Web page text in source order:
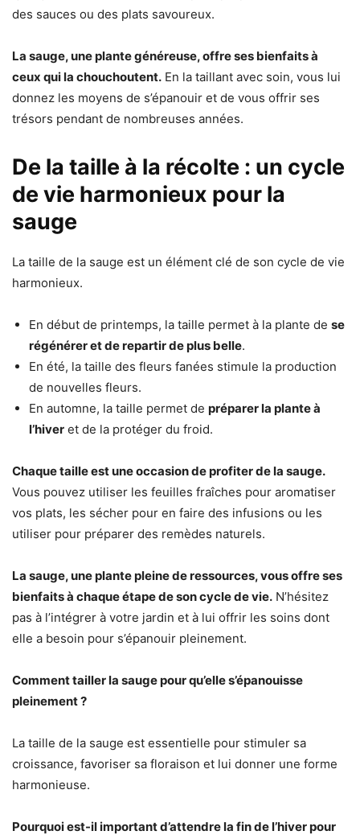
des sauces ou des plats savoureux.
La sauge, une plante généreuse, offre ses bienfaits à
ceux qui la chouchoutent. En la taillant avec soin, vous lui
donnez les moyens de s’épanouir et de vous offrir ses
trésors pendant de nombreuses années.
De la taille à la récolte : un cycle
de vie harmonieux pour la
sauge
La taille de la sauge est un élément clé de son cycle de vie
harmonieux.
En début de printemps, la taille permet à la plante de se
régénérer et de repartir de plus belle.
En été, la taille des fleurs fanées stimule la production
de nouvelles fleurs.
En automne, la taille permet de préparer la plante à
l’hiver et de la protéger du froid.
Chaque taille est une occasion de profiter de la sauge.
Vous pouvez utiliser les feuilles fraîches pour aromatiser
vos plats, les sécher pour en faire des infusions ou les
utiliser pour préparer des remèdes naturels.
La sauge, une plante pleine de ressources, vous offre ses
bienfaits à chaque étape de son cycle de vie. N’hésitez
pas à l’intégrer à votre jardin et à lui offrir les soins dont
elle a besoin pour s’épanouir pleinement.
Comment tailler la sauge pour qu’elle s’épanouisse
pleinement ?
La taille de la sauge est essentielle pour stimuler sa
croissance, favoriser sa floraison et lui donner une forme
harmonieuse.
Pourquoi est-il important d’attendre la fin de l’hiver pour